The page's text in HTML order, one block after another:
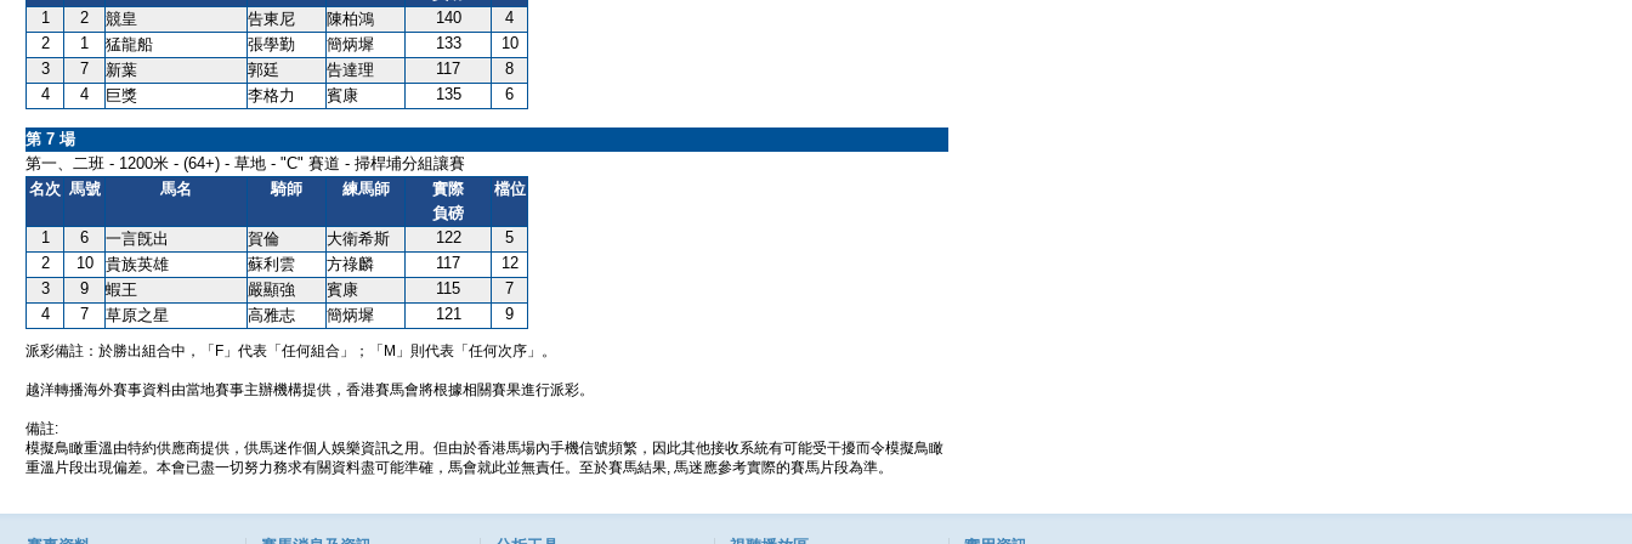
1 2 競皇 告東尼 陳柏鴻 140
4
2
1 猛龍船 張學勤 簡炳墀 133
10
3
7 新葉 郭廷 告達理 117
8
4
4 巨獎 李格力 賓康 135 6
第 7 場
第一、二班 - 1200米 - (64+) - 草地 - "C" 賽道 - 掃桿埔分組讓賽
名次 馬號 馬名 騎師 練馬師
實際
負磅
檔位
1 6 一言旣出 賀倫 大衛希斯 122
5
2
10 貴族英雄 蘇利雲 方祿麟 117
12
3
9 蝦王 嚴顯強 賓康 115
7
4
7 草原之星 高雅志 簡炳墀 121 9
派彩備註：於勝出組合中，「F」代表「任何組合」；「M」則代表「任何次序」。
越洋轉播海外賽事資料由當地賽事主辦機構提供，香港賽馬會將根據相關賽果進行派彩。
備註:
模擬鳥瞰重溫由特約供應商提供，供馬迷作個人娛樂資訊之用。但由於香港馬場內手機信號頻繁，因此其他接收系統有可能受干擾而令模擬鳥瞰
重溫片段出現偏差。本會已盡一切努力務求有關資料盡可能準確，馬會就此並無責任。至於賽馬結果, 馬迷應參考實際的賽馬片段為準。